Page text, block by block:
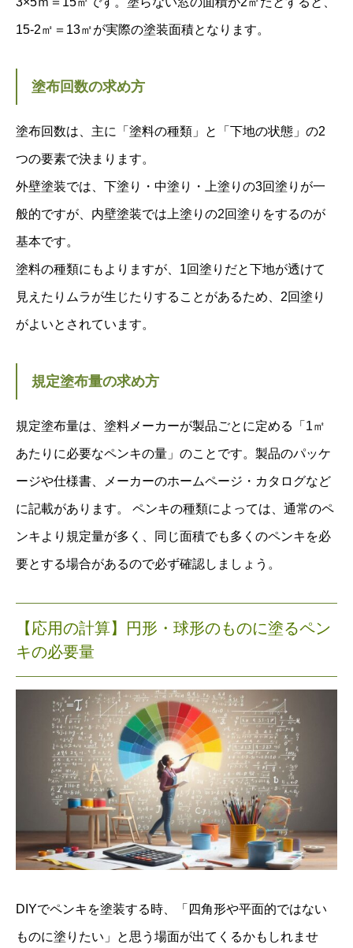
15-2㎡＝13㎡が実際の塗装面積となります。
塗布回数の求め方
塗布回数は、主に「塗料の種類」と「下地の状態」の2
つの要素で決まります。
外壁塗装では、下塗り・中塗り・上塗りの3回塗りが一
般的ですが、内壁塗装では上塗りの2回塗りをするのが
基本です。
塗料の種類にもよりますが、1回塗りだと下地が透けて
見えたりムラが生じたりすることがあるため、2回塗り
がよいとされています。
規定塗布量の求め方
規定塗布量は、塗料メーカーが製品ごとに定める「1㎡
あたりに必要なペンキの量」のことです。製品のパッケ
ージや仕様書、メーカーのホームページ・カタログなど
に記載があります。 ペンキの種類によっては、通常のペ
ンキより規定量が多く、同じ面積でも多くのペンキを必
要とする場合があるので必ず確認しましょう。
【応用の計算】円形・球形のものに塗るペン
キの必要量
DIYでペンキを塗装する時、「四角形や平面的ではない
ものに塗りたい」と思う場面が出てくるかもしれませ